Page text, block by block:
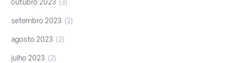
outubro 2023 3
setembro 2023 2
agosto 2023 2
julho 2023 2